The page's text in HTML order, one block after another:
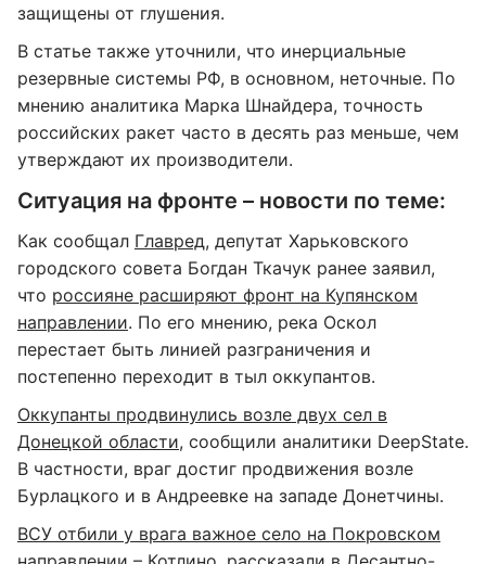
защищены от глушения.
В статье также уточнили, что инерциальные
резервные системы РФ, в основном, неточные. По
мнению аналитика Марка Шнайдера, точность
российских ракет часто в десять раз меньше, чем
утверждают их производители.
Ситуация на фронте – новости по теме:
Как сообщал Главред, депутат Харьковского
городского совета Богдан Ткачук ранее заявил,
что россияне расширяют фронт на Купянском
направлении. По его мнению, река Оскол
перестает быть линией разграничения и
постепенно переходит в тыл оккупантов.
Оккупанты продвинулись возле двух сел в
Донецкой области, сообщили аналитики DeepState.
В частности, враг достиг продвижения возле
Бурлацкого и в Андреевке на западе Донетчины.
ВСУ отбили у врага важное село на Покровском